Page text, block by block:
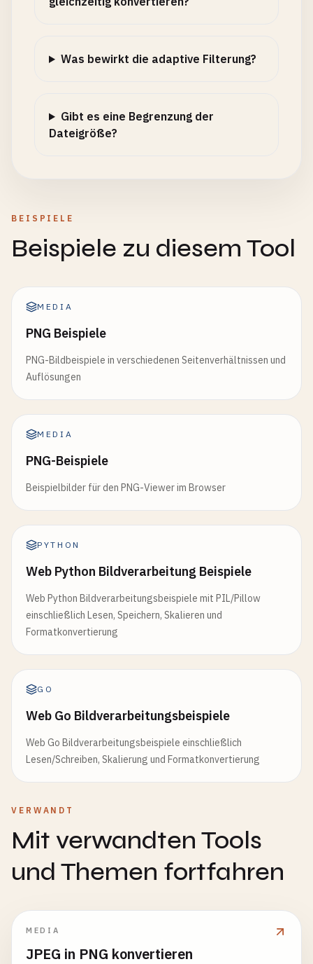
Was bewirkt die adaptive Filterung?
Gibt es eine Begrenzung der
Dateigröße?
BEISPIELE
Beispiele zu diesem Tool
MEDIA
PNG Beispiele
PNG-Bildbeispiele in verschiedenen Seitenverhältnissen und
Auflösungen
MEDIA
PNG-Beispiele
Beispielbilder für den PNG-Viewer im Browser
PYTHON
Web Python Bildverarbeitung Beispiele
Web Python Bildverarbeitungsbeispiele mit PIL/Pillow
einschließlich Lesen, Speichern, Skalieren und
Formatkonvertierung
GO
Web Go Bildverarbeitungsbeispiele
Web Go Bildverarbeitungsbeispiele einschließlich
Lesen/Schreiben, Skalierung und Formatkonvertierung
VERWANDT
Mit verwandten Tools
und Themen fortfahren
MEDIA
JPEG in PNG konvertieren